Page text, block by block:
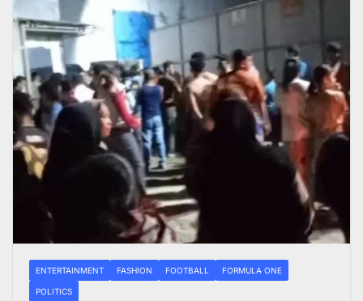
ENTERTAINMENT FASHION FOOTBALL FORMULA ONE
POLITICS